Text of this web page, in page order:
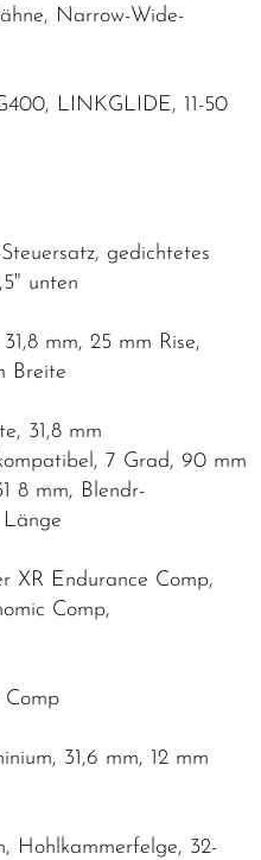
Narrow-Wide-
LINKGLIDE, 11-50
gedichtetes
unten
mm, 25 mm Rise,
Breite
31,8 mm
7 Grad, 90 mm
8 mm, Blendr-
XR Endurance Comp,
Comp,
Comp
31,6 mm, 12 mm
Hohlkammerfelge, 32-